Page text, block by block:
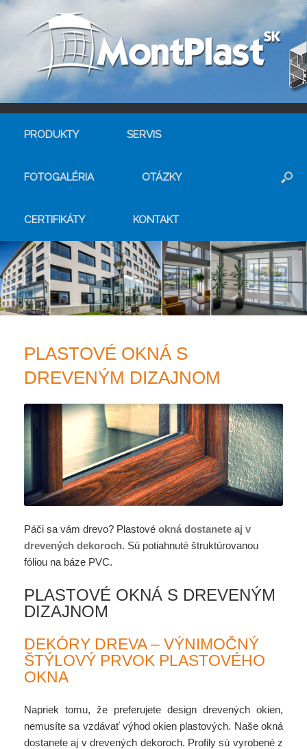
PRODUKTY SERVIS
FOTOGALÉRIA OTÁZKY
CERTIFIKÁTY KONTAKT
PLASTOVÉ OKNÁ S
DREVENÝM DIZAJNOM
Páči sa vám drevo? Plastové okná dostanete aj v
drevených dekoroch. Sú potiahnuté štruktúrovanou
fóliou na báze PVC.
PLASTOVÉ OKNÁ S DREVENÝM
DIZAJNOM
DEKÓRY DREVA – VÝNIMOČNÝ
ŠTÝLOVÝ PRVOK PLASTOVÉHO
OKNA
Napriek tomu, že preferujete design drevených okien,
nemusíte sa vzdávať výhod okien plastových. Naše okná
dostanete aj v drevených dekoroch. Profily sú vyrobené z